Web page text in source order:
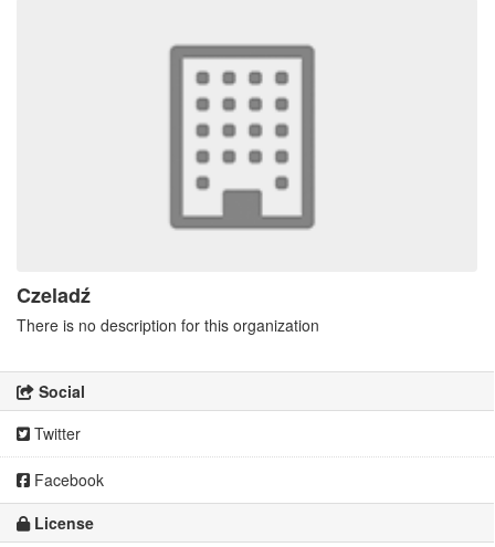
Czeladź
There is no description for this organization
Social
Twitter
Facebook
License